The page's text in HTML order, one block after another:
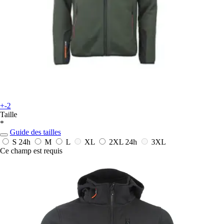
+-2
Taille
*
Guide des tailles
S 24h M L XL 2XL 24h
3XL
Ce champ est requis